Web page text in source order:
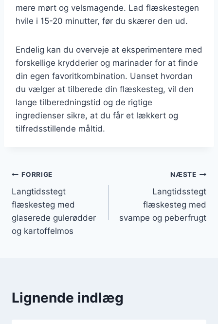
mere mørt og velsmagende. Lad flæskestegen
hvile i 15-20 minutter, før du skærer den ud.
Endelig kan du overveje at eksperimentere med
forskellige krydderier og marinader for at finde
din egen favoritkombination. Uanset hvordan
du vælger at tilberede din flæskesteg, vil den
lange tilberedningstid og de rigtige
ingredienser sikre, at du får et lækkert og
tilfredsstillende måltid.
Indlægsnavigation
FORRIGE
Langtidsstegt
flæskesteg med
glaserede gulerødder
og kartoffelmos
NÆSTE
Langtidsstegt
flæskesteg med
svampe og peberfrugt
Lignende indlæg